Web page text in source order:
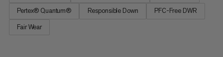
Pertex® Quantum®
Responsible Down
PFC-Free DWR
Fair Wear